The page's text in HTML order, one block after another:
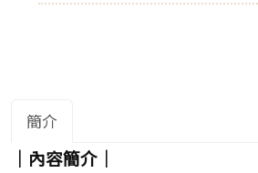
簡介
｜內容簡介｜